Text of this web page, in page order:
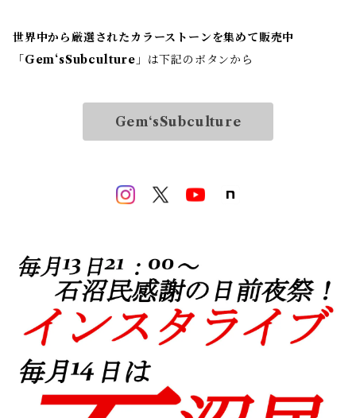
世界中から厳選されたカラーストーンを集めて販売中
「Gem‘sSubculture 」は下記のボタンから
Gem‘sSubculture